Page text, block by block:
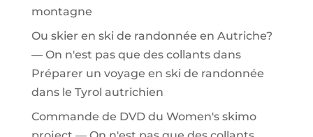
montagne
Ou skier en ski de randonnée en Autriche?
— On n'est pas que des collantsdans
Préparer un voyage en ski de randonnée
dans le Tyrol autrichien
Commande de DVD du Women's skimo